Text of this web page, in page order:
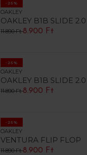
-25%
OAKLEY
OAKLEY B1B SLIDE 2.0
11.890 Ft8.900 Ft
-25%
OAKLEY
OAKLEY B1B SLIDE 2.0
11.890 Ft8.900 Ft
-25%
OAKLEY
VENTURA FLIP FLOP
11.890 Ft8.900 Ft